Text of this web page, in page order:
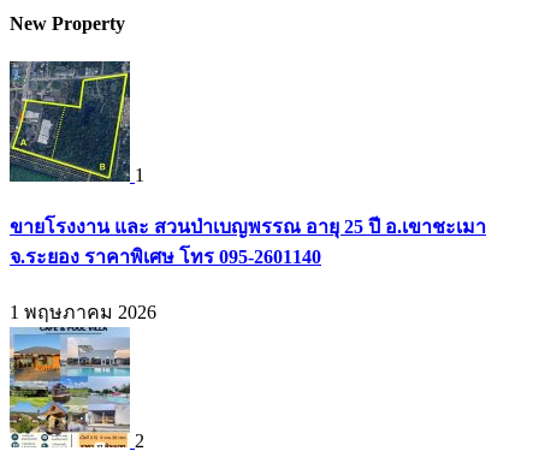
New Property
1
ขายโรงงาน และ สวนป่าเบญพรรณ อายุ 25 ปี อ.เขาชะเมา
จ.ระยอง ราคาพิเศษ โทร 095-2601140
1 พฤษภาคม 2026
2